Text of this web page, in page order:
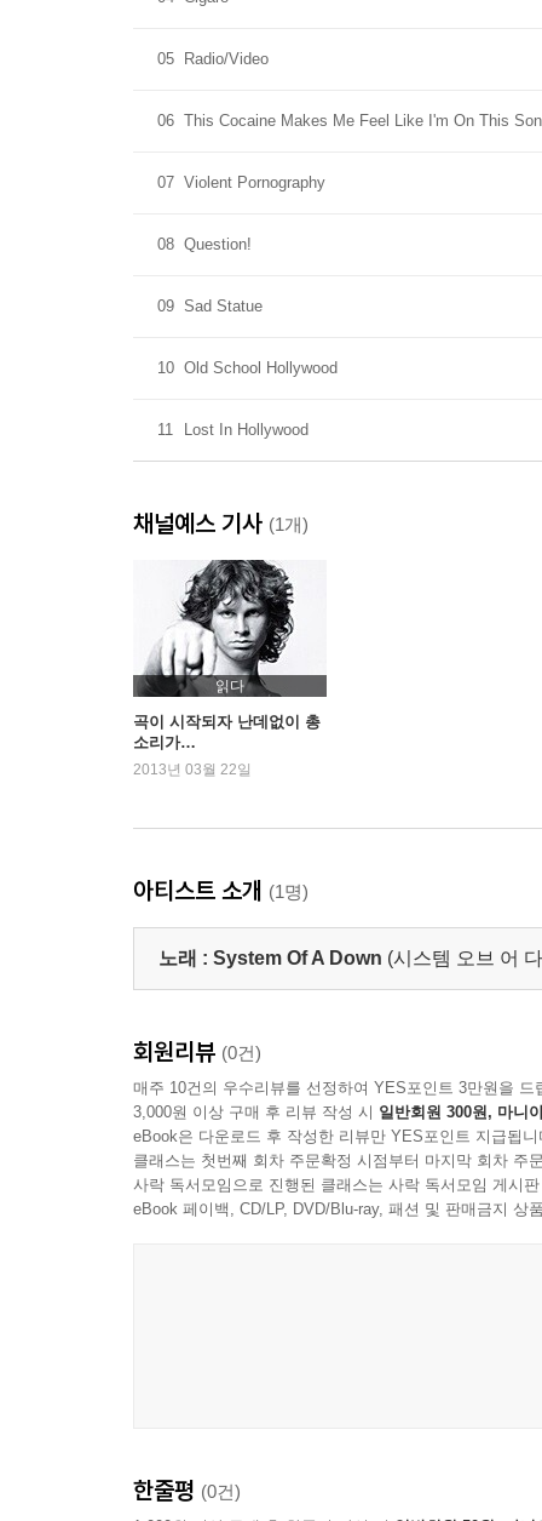
05 Radio/Video
06 This Cocaine Makes Me Feel Like I'm On This
07 Violent Pornography
08 Question!
09 Sad Statue
10 Old School Hollywood
11 Lost In Hollywood
채널예스 기사 (1개)
읽다
곡이 시작되자 난데없이 총
소리가…
2013년 03월 22일
아티스트 소개 (1명)
노래 : System Of A Down (시스템 오브 어
회원리뷰 (0건)
매주 10건의 우수리뷰를 선정하여 YES포인트 3만원을 드
3,000원 이상 구매 후 리뷰 작성 시 일반회원 300원, 마니
eBook은 다운로드 후 작성한 리뷰만 YES포인트 지급됩니
클래스는 첫번째 회차 주문확정 시점부터 마지막 회차 주
사락 독서모임으로 진행된 클래스는 사락 독서모임 게시
eBook 페이백, CD/LP, DVD/Blu-ray, 패션 및 판매금지 상
한줄평 (0건)